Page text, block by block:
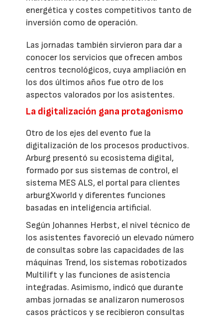
energética y costes competitivos tanto de
inversión como de operación.
Las jornadas también sirvieron para dar a
conocer los servicios que ofrecen ambos
centros tecnológicos, cuya ampliación en
los dos últimos años fue otro de los
aspectos valorados por los asistentes.
La digitalización gana protagonismo
Otro de los ejes del evento fue la
digitalización de los procesos productivos.
Arburg presentó su ecosistema digital,
formado por sus sistemas de control, el
sistema MES ALS, el portal para clientes
arburgXworld y diferentes funciones
basadas en inteligencia artificial.
Según Johannes Herbst, el nivel técnico de
los asistentes favoreció un elevado número
de consultas sobre las capacidades de las
máquinas Trend, los sistemas robotizados
Multilift y las funciones de asistencia
integradas. Asimismo, indicó que durante
ambas jornadas se analizaron numerosos
casos prácticos y se recibieron consultas